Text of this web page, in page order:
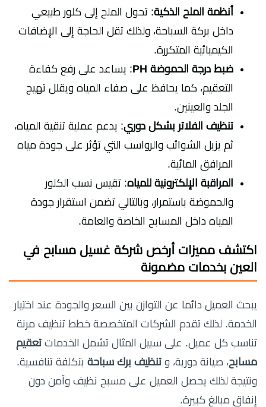
أنظمة الملح الذكية: تحول الملح إلى كلور طبيعي
داخل بركة السباحة، ولذلك تقل الحاجة إلى الإضافات
الكيميائية المتكررة.
ضبط درجة الحموضة PH
: يساعد على رفع كفاءة
التعقيم، كما يحافظ على صفاء المياه ويقلل تهيج
الجلد والعينين.
تنظيف الفلاتر بشكل دوري: يدعم عملية تنقية المياه،
ثم يزيل الشوائب والرواسب التي تؤثر على جودة مياه
المرافق المائية.
المراقبة الإلكترونية للمياه: تقيس نسب الكلور
والحموضة باستمرار، وبالتالي تضمن استقرار جودة
المياه داخل المسابح الخاصة والعامة.
اكتشف مميزات أرخص شركة غسيل مسابح في
العين بخدمات مضمونة
يبحث العميل دائما عن التوازن بين السعر والجودة عند اختيار
الخدمة. لذلك تقدم الشركات المتخصصة خطط تنظيف مرنة
تناسب كل عميل. على سبيل المثال تشمل الخدمات تعقيم
مسابح، صيانة دورية، و تنظيف برك سباحة بتكلفة تنافسية.
ونتيجة لذلك يحصل العميل على مسبح نظيف وآمن دون
إنفاق مبالغ كبيرة.